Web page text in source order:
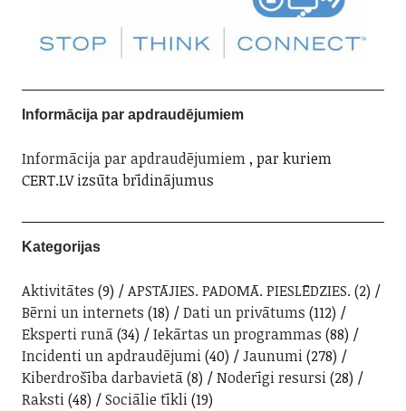
Informācija par apdraudējumiem
Informācija par apdraudējumiem, par kuriem
CERT.LV izsūta brīdinājumus
Kategorijas
Aktivitātes (9) APSTĀJIES. PADOMĀ. PIESLĒDZIES. (2)
Bērni un internets (18) Dati un privātums (112)
Eksperti runā(34) Iekārtas un programmas (88)
Incidenti un apdraudējumi(40) Jaunumi(278)
Kiberdrošība darbavietā(8) Noderīgi resursi(28)
Raksti(48) Sociālie tīkli(19)